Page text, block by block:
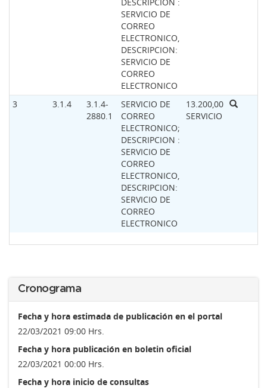
SERVICIO DE
CORREO
ELECTRONICO,
DESCRIPCION:
SERVICIO DE
CORREO
ELECTRONICO
3
3.1.4
3.1.4-
2880.1
SERVICIO DE
CORREO
ELECTRONICO;
DESCRIPCION :
SERVICIO DE
CORREO
ELECTRONICO,
DESCRIPCION:
SERVICIO DE
CORREO
ELECTRONICO
13.200,00
SERVICIO
Cronograma
Fecha y hora estimada de publicación en el portal
22/03/2021 09:00 Hrs.
Fecha y hora publicación en boletin oficial
22/03/2021 00:00 Hrs.
Fecha y hora inicio de consultas